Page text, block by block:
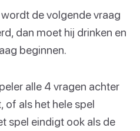
de volgende vraag
dan moet hij drinken en
beginnen.
alle 4 vragen achter
of als het hele spel
spel eindigt ook als de